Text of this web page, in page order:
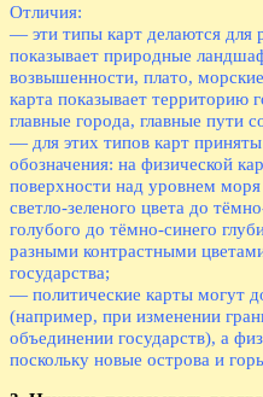
Отличия:
— эти типы карт делаются для
показывает природные
возвышенности, плато,
карта показывает территорию
главные города, главные пути
— для этих типов карт
обозначения: на физической
поверхности над уровнем
светло-зеленого цвета до
голубого до тёмно-синего
разными контрастными
государства;
— политические карты могут
(например, при изменении
объединении государств), а
поскольку новые острова и